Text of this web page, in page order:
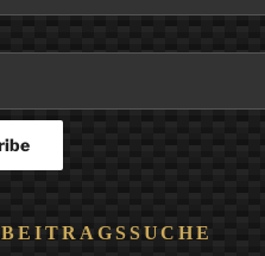
BEITRAGSSUCHE